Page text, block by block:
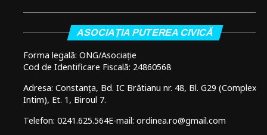
ASOCIAȚIA PUTEREA CIVICĂ
Forma legală: ONG/Asociație
Cod de Identificare Fiscală: 24860568
Adresa: Constanța, Bd. IC Brătianu nr. 48, Bl. G29 (Complex
Intim), Et. 1, Biroul 7.
Telefon: 0241.625.564E-mail: ordinea.ro@gmail.com